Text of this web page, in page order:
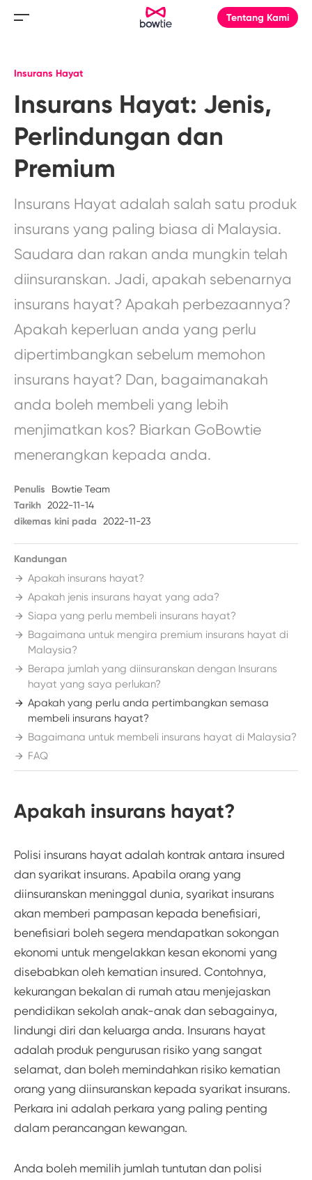
Tentang Kami
Insurans Hayat
Insurans Hayat: Jenis,
Perlindungan dan
Premium
Insurans Hayat adalah salah satu produk
insurans yang paling biasa di Malaysia.
Saudara dan rakan anda mungkin telah
diinsuranskan. Jadi, apakah sebenarnya
insurans hayat? Apakah perbezaannya?
Apakah keperluan anda yang perlu
dipertimbangkan sebelum memohon
insurans hayat? Dan, bagaimanakah
anda boleh membeli yang lebih
menjimatkan kos? Biarkan GoBowtie
menerangkan kepada anda.
Penulis Bowtie Team
Tarikh 2022-11-14
dikemas kini pada 2022-11-23
Kandungan
Apakah insurans hayat?
Apakah jenis insurans hayat yang ada?
Siapa yang perlu membeli insurans hayat?
Bagaimana untuk mengira premium insurans hayat di
Malaysia?
Berapa jumlah yang diinsuranskan dengan Insurans
hayat yang saya perlukan?
Apakah yang perlu anda pertimbangkan semasa
membeli insurans hayat?
Bagaimana untuk membeli insurans hayat di Malaysia?
FAQ
Apakah insurans hayat?
Polisi insurans hayat adalah kontrak antara insured
dan syarikat insurans. Apabila orang yang
diinsuranskan meninggal dunia, syarikat insurans
akan memberi pampasan kepada benefisiari,
benefisiari boleh segera mendapatkan sokongan
ekonomi untuk mengelakkan kesan ekonomi yang
disebabkan oleh kematian insured. Contohnya,
kekurangan bekalan di rumah atau menjejaskan
pendidikan sekolah anak-anak dan sebagainya,
lindungi diri dan keluarga anda. Insurans hayat
adalah produk pengurusan risiko yang sangat
selamat, dan boleh memindahkan risiko kematian
orang yang diinsuranskan kepada syarikat insurans.
Perkara ini adalah perkara yang paling penting
dalam perancangan kewangan.
Anda boleh memilih jumlah tuntutan dan polisi